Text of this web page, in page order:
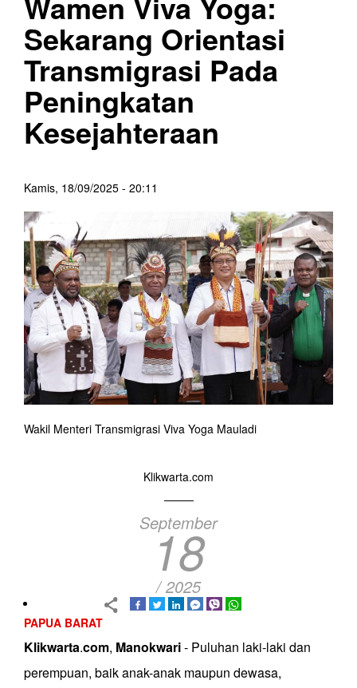
Sekarang Orientasi
Transmigrasi Pada
Peningkatan
Kesejahteraan
Kamis, 18/09/2025 - 20:11
Wakil Menteri Transmigrasi Viva Yoga Mauladi
Klikwarta.com
September
18
/ 2025
PAPUA BARAT
Klikwarta.com, Manokwari- Puluhan laki-laki dan
perempuan, baik anak-anak maupun dewasa,